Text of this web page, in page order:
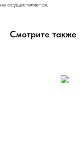
не осуществляется.
Смотрите также